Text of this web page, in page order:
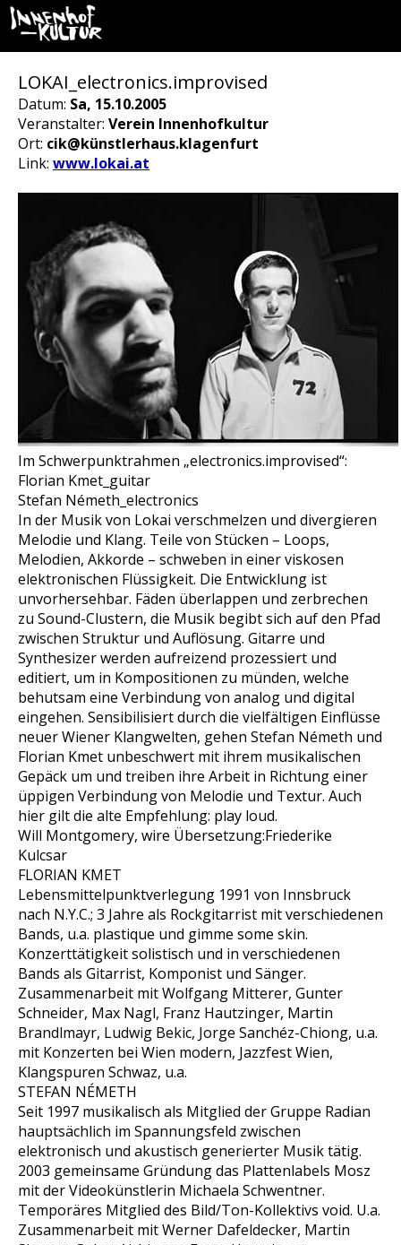
LOKAI_electronics.improvised
Datum: Sa, 15.10.2005
Veranstalter: Verein Innenhofkultur
Ort: cik@künstlerhaus.klagenfurt
Link: www.lokai.at
Im Schwerpunktrahmen „electronics.improvised“:
Florian Kmet_guitar
Stefan Németh_electronics
In der Musik von Lokai verschmelzen und divergieren
Melodie und Klang. Teile von Stücken – Loops,
Melodien, Akkorde – schweben in einer viskosen
elektronischen Flüssigkeit. Die Entwicklung ist
unvorhersehbar. Fäden überlappen und zerbrechen
zu Sound-Clustern, die Musik begibt sich auf den Pfad
zwischen Struktur und Auflösung. Gitarre und
Synthesizer werden aufreizend prozessiert und
editiert, um in Kompositionen zu münden, welche
behutsam eine Verbindung von analog und digital
eingehen. Sensibilisiert durch die vielfältigen Einflüsse
neuer Wiener Klangwelten, gehen Stefan Németh und
Florian Kmet unbeschwert mit ihrem musikalischen
Gepäck um und treiben ihre Arbeit in Richtung einer
üppigen Verbindung von Melodie und Textur. Auch
hier gilt die alte Empfehlung: play loud.
Will Montgomery, wire Übersetzung:Friederike
Kulcsar
FLORIAN KMET
Lebensmittelpunktverlegung 1991 von Innsbruck
nach N.Y.C.; 3 Jahre als Rockgitarrist mit verschiedenen
Bands, u.a. plastique und gimme some skin.
Konzerttätigkeit solistisch und in verschiedenen
Bands als Gitarrist, Komponist und Sänger.
Zusammenarbeit mit Wolfgang Mitterer, Gunter
Schneider, Max Nagl, Franz Hautzinger, Martin
Brandlmayr, Ludwig Bekic, Jorge Sanchéz-Chiong, u.a.
mit Konzerten bei Wien modern, Jazzfest Wien,
Klangspuren Schwaz, u.a.
STEFAN NÉMETH
Seit 1997 musikalisch als Mitglied der Gruppe Radian
hauptsächlich im Spannungsfeld zwischen
elektronisch und akustisch generierter Musik tätig.
2003 gemeinsame Gründung das Plattenlabels Mosz
mit der Videokünstlerin Michaela Schwentner.
Temporäres Mitglied des Bild/Ton-Kollektivs void. U.a.
Zusammenarbeit mit Werner Dafeldecker, Martin